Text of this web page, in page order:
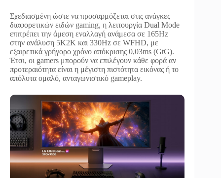
Σχεδιασμένη ώστε να προσαρμόζεται στις ανάγκες
διαφορετικών ειδών gaming, η λειτουργία Dual Mode
επιτρέπει την άμεση εναλλαγή ανάμεσα σε 165Hz
στην ανάλυση 5K2K και 330Hz σε WFHD, με
εξαιρετικά γρήγορο χρόνο απόκρισης 0,03ms (GtG).
Έτσι, οι gamers μπορούν να επιλέγουν κάθε φορά αν
προτεραιότητα είναι η μέγιστη πιστότητα εικόνας ή το
απόλυτα ομαλό, ανταγωνιστικό gameplay.